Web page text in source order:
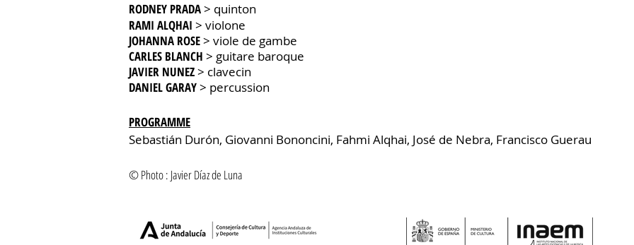
RODNEY PRADA> quinton
RAMI ALQHAI > violone
JOHANNA ROSE> viole de gambe
CARLES BLANCH > guitare baroque
JAVIER NUNEZ> clavecin
DANIEL GARAY> percussion
PROGRAMME
Sebastián Durón, Giovanni Bononcini, Fahmi Alqhai, José de Nebra, Francisco Guerau
© Photo : Javier Díaz de Luna